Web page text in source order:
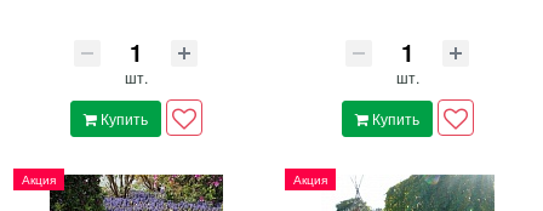
шт.
Купить
шт.
Купить
Акция Акция